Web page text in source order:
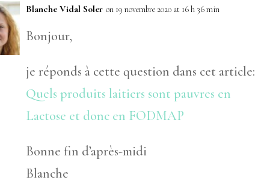
Blanche Vidal Soler on 19 novembre 2020 at 16 h 36 min
Bonjour,
je réponds à cette question dans cet article:
Quels produits laitiers sont pauvres en
Lactose et donc en FODMAP
Bonne fin d’après-midi
Blanche